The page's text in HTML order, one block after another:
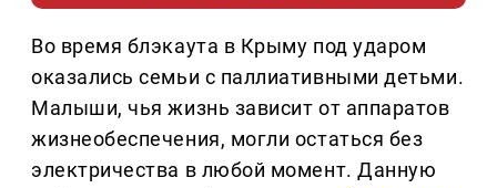
Во время блэкаута в Крыму под ударом
оказались семьи с паллиативными детьми.
Малыши, чья жизнь зависит от аппаратов
жизнеобеспечения, могли остаться без
электричества в любой момент. Данную